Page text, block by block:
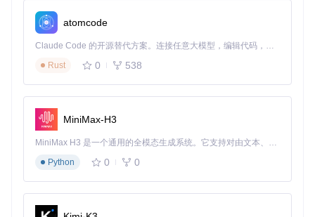
宝】项目，以获取最新的功能和支持
以上就是关于liKeYun_Dwz的回顾与解析，希望这个曾熠熠生
辉的项目能够激发你的灵感，无论是在技术实现上还是在应用
宝】的行列，继续探索更加先进的解决方案。
atomcode
Claude Code 的开源替代方案。连接任意大模型，编辑代码，运行命令，自动验证 — 全自动执行。用 Rust 构建，极致性能。 ｜ An open-source alternative to Claude Code. Connect any LLM, edit code, run commands, and verify changes — autonomously. Built in Rust for speed. Get Started
Rust
0 538
MiniMax-H3
MiniMax H3 是一个通用的全模态生成系统。它支持对由文本、图像、视频和音频组成的多模态上下文进行统一理解，并能生成分辨率高达 2K、时长可达 15 秒的带原生立体声音频的视频。得益于面向任务泛化的系统设计，H3 在预训练阶段就已具备广泛的多模态上下文理解与生成能力，能够出色地执行复杂的多模态指令。
Python
0 0